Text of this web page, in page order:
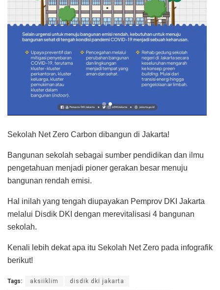
Sekolah Net Zero Carbon dibangun di Jakarta!
Bangunan sekolah sebagai sumber pendidikan dan ilmu
pengetahuan menjadi pioner gerakan besar menuju
bangunan rendah emisi.
Hal inilah yang tengah diupayakan Pemprov DKI Jakarta
melalui Disdik DKI dengan merevitalisasi 4 bangunan
sekolah.
Kenali lebih dekat apa itu Sekolah Net Zero pada infografik
berikut!
Tags: aksiiklim disdik dki jakarta